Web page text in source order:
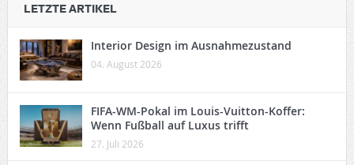
LETZTE ARTIKEL
Interior Design im Ausnahmezustand
04. August 2026
FIFA-WM-Pokal im Louis-Vuitton-Koffer:
Wenn Fußball auf Luxus trifft
27. Juli 2026